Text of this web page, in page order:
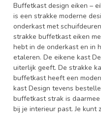
Buffetkast design eiken –
is een strakke moderne
onderkast met
strakke buffetkast eiken
hebt in de onderkast en in
etaleren. De eikene kast
uiterlijk geeft. De strakke
buffetkast heeft een
kast Design tevens
buffetkast strak is
bij je interieur past. Je